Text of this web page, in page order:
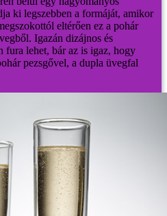
ki legszebben a formáját, amikor
eltérően ez a pohár
Igazán dizájnos és
fura lehet, bár az is igaz, hogy
pezsgővel, a dupla üvegfal